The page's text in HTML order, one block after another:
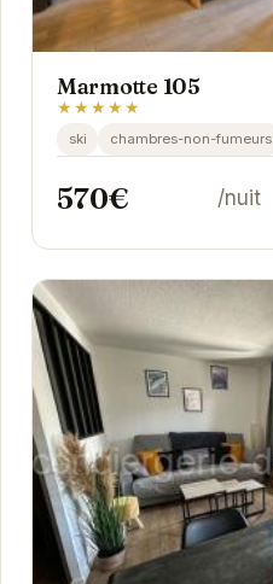
Marmotte 105
★★★★★
ski chambres-non-fumeurs
570€ /nuit